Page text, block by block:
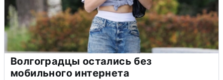
Волгоградцы остались без
мобильного интернета